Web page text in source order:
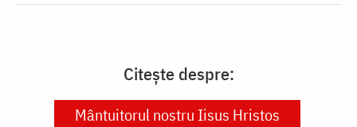
Citește despre:
Mântuitorul nostru Iisus Hristos